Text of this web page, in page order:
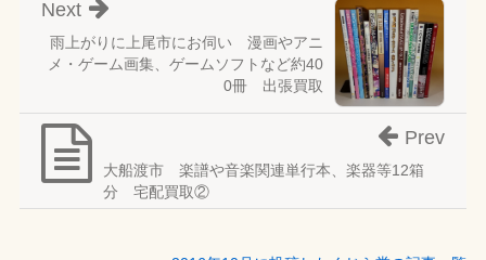
雨上がりに上尾市にお伺い 漫画やアニ
メ・ゲーム画集、ゲームソフトなど約40
0冊 出張買取
Next
大船渡市 楽譜や音楽関連単行本、楽器等12箱
分 宅配買取②
Prev